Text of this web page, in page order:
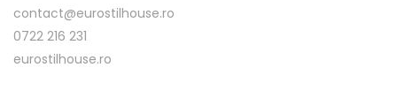
contact@eurostilhouse.ro
0722 216 231
eurostilhouse.ro